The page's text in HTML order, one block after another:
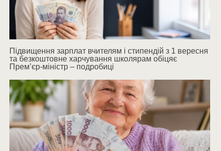
Підвищення зарплат вчителям і стипендій з 1 вересня
та безкоштовне харчування школярам обіцяє
Прем’єр-міністр – подробиці